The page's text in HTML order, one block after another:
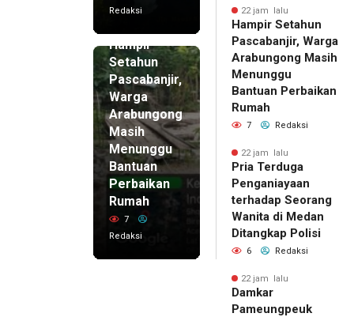
Redaksi
Hampir
Setahun
Pascabanjir,
Warga
Arabungong
Masih
Menunggu
Bantuan
Perbaikan
Rumah
7
Redaksi
22 jam lalu
Hampir Setahun
Pascabanjir, Warga
Arabungong Masih
Menunggu
Bantuan Perbaikan
Rumah
7 Redaksi
22 jam lalu
Pria Terduga
Penganiayaan
terhadap Seorang
Wanita di Medan
Ditangkap Polisi
6 Redaksi
22 jam lalu
Damkar
Pameungpeuk